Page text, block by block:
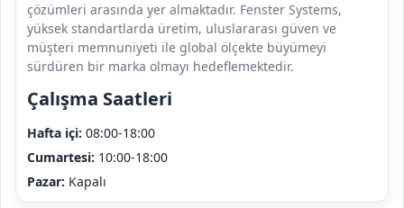
çözümleri arasında yer almaktadır. Fenster Systems,
yüksek standartlarda üretim, uluslararası güven ve
müşteri memnuniyeti ile global ölçekte büyümeyi
sürdüren bir marka olmayı hedeflemektedir.
Çalışma Saatleri
Hafta içi: 08:00-18:00
Cumartesi: 10:00-18:00
Pazar: Kapalı